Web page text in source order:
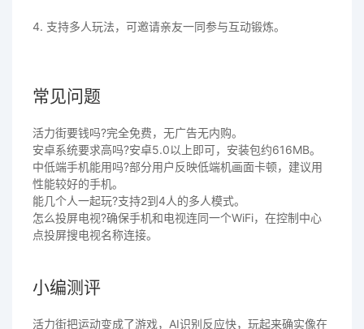
4. 支持多人玩法，可邀请亲友一同参与互动锻炼。
常见问题
活力街要钱吗?完全免费，无广告无内购。
安卓系统要求高吗?安卓5.0以上即可，安装包约616MB。
中低端手机能用吗?部分用户反映低端机画面卡顿，建议用
性能较好的手机。
能几个人一起玩?支持2到4人的多人模式。
怎么投屏电视?确保手机和电视连同一个WiFi，在控制中心
点投屏搜电视名称连接。
小编测评
活力街把运动变成了游戏，AI识别反应快，玩起来确实像在